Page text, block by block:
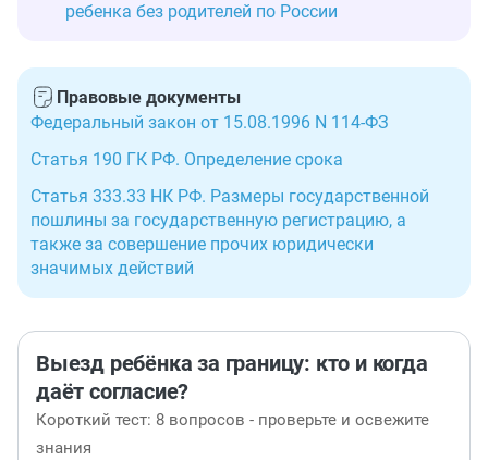
ребенка без родителей по России
Правовые документы
Федеральный закон от 15.08.1996 N 114-ФЗ
Статья 190 ГК РФ. Определение срока
Статья 333.33 НК РФ. Размеры государственной
пошлины за государственную регистрацию, а
также за совершение прочих юридически
значимых действий
Выезд ребёнка за границу: кто и когда
даёт согласие?
Короткий тест: 8 вопросов - проверьте и освежите
знания